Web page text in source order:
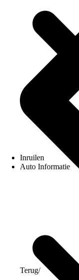
Inruilen
Auto Informatie
Terug/